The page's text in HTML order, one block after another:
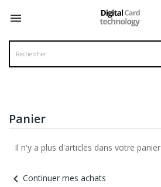

Panier
Il n'y a plus d'articles dans votre panier
chevron_left Continuer mes achats